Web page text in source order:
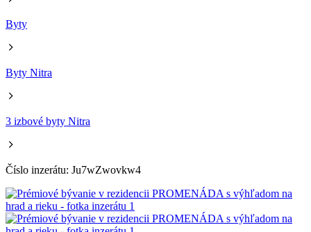
Byty
Byty Nitra
3 izbové byty Nitra
Číslo inzerátu: Ju7wZwovkw4